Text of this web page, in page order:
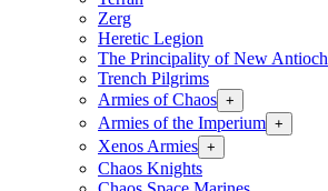
Zerg
Heretic Legion
The Principality of New Antioch
Trench Pilgrims
Armies of Chaos +
Armies of the Imperium +
Xenos Armies +
Chaos Knights